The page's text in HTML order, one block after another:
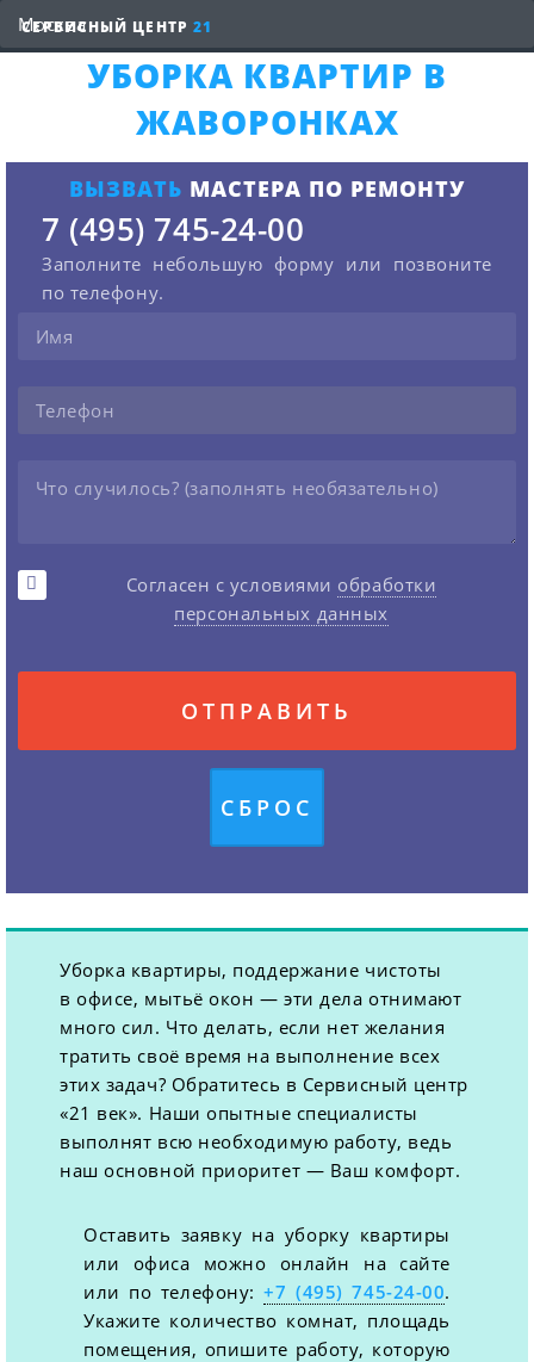
СЕРВИСНЫЙ ЦЕНТР 21
УБОРКА КВАРТИР В
ЖАВОРОНКАХ
ВЫЗВАТЬ МАСТЕРА ПО РЕМОНТУ
7 (495) 745-24-00
Заполните небольшую форму или позвоните
по телефону.
Согласен с условиями обработки
персональных данных
Уборка квартиры, поддержание чистоты
в офисе, мытьё окон — эти дела отнимают
много сил. Что делать, если нет желания
тратить своё время на выполнение всех
этих задач? Обратитесь в Сервисный центр
«21 век». Наши опытные специалисты
выполнят всю необходимую работу, ведь
наш основной приоритет — Ваш комфорт.
Оставить заявку на уборку квартиры
или офиса можно онлайн на сайте
или по телефону:+7 (495) 745-24-00.
Укажите количество комнат, площадь
помещения, опишите работу, которую